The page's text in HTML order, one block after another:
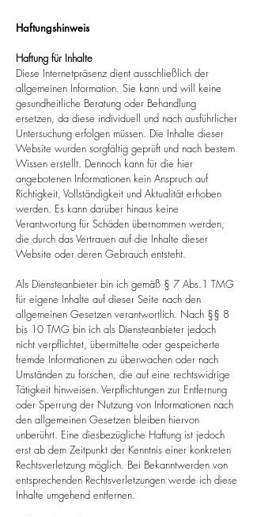
Haftungshinweis
Haftung für Inhalte
Diese Internetpräsenz dient ausschließlich der
allgemeinen Information. Sie kann und will keine
gesundheitliche Beratung oder Behandlung
ersetzen, da diese individuell und nach ausführlicher
Untersuchung erfolgen müssen. Die Inhalte dieser
Website wurden sorgfältig geprüft und nach bestem
Wissen erstellt. Dennoch kann für die hier
angebotenen Informationen kein Anspruch auf
Richtigkeit, Vollständigkeit und Aktualität erhoben
werden. Es kann darüber hinaus keine
Verantwortung für Schäden übernommen werden,
die durch das Vertrauen auf die Inhalte dieser
Website oder deren Gebrauch entsteht.​​
Als Diensteanbieter bin ich gemäß § 7 Abs.1 TMG
für eigene Inhalte auf dieser Seite nach den
allgemeinen Gesetzen verantwortlich. Nach §§ 8
bis 10 TMG bin ich als Diensteanbieter jedoch
nicht verpflichtet, übermittelte oder gespeicherte
fremde Informationen zu überwachen oder nach
Umständen zu forschen, die auf eine rechtswidrige
Tätigkeit hinweisen. Verpflichtungen zur Entfernung
oder Sperrung der Nutzung von Informationen nach
den allgemeinen Gesetzen bleiben hiervon
unberührt. Eine diesbezügliche Haftung ist jedoch
erst ab dem Zeitpunkt der Kenntnis einer konkreten
Rechtsverletzung möglich. Bei Bekanntwerden von
entsprechenden Rechtsverletzungen werde ich diese
Inhalte umgehend entfernen.